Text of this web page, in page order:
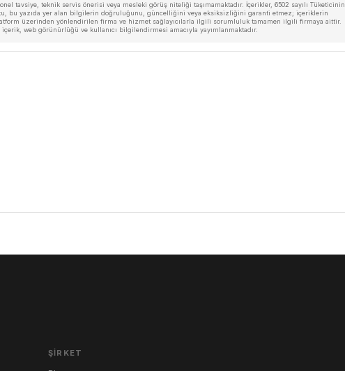
tavsiye, teknik servis önerisi veya mesleki görüş niteliği taşımamaktadır. İçerikler, 6502 sayılı Tüketicinin
bu yazıda yer alan bilgilerin doğruluğunu, güncelliğini veya eksiksizliğini garanti etmez; içeriklerin
üzerinden yönlendirilen firma ve hizmet sağlayıcılarla ilgili sorumluluk tamamen ilgili firmaya aittir.
web görünürlüğü ve kullanıcı bilgilendirmesi amacıyla yayımlanmaktadır.
ŞIRKET